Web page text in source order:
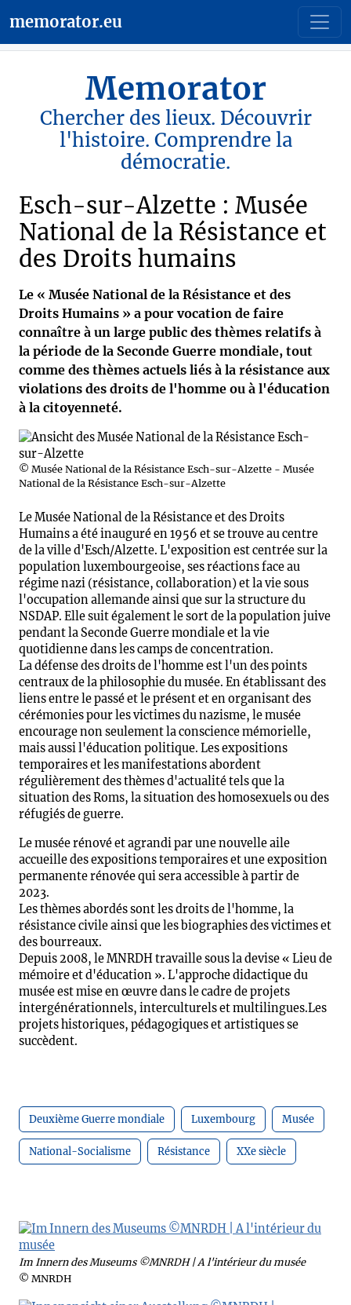
memorator.eu
Memorator
Chercher des lieux. Découvrir
l'histoire. Comprendre la
démocratie.
Esch-sur-Alzette : Musée
National de la Résistance et
des Droits humains
Le « Musée National de la Résistance et des
Droits Humains » a pour vocation de faire
connaître à un large public des thèmes relatifs à
la période de la Seconde Guerre mondiale, tout
comme des thèmes actuels liés à la résistance aux
violations des droits de l'homme ou à l'éducation
à la citoyenneté.
© Musée National de la Résistance Esch-sur-Alzette - Musée
National de la Résistance Esch-sur-Alzette
Le Musée National de la Résistance et des Droits
Humains a été inauguré en 1956 et se trouve au centre
de la ville d'Esch/Alzette. L'exposition est centrée sur la
population luxembourgeoise, ses réactions face au
régime nazi (résistance, collaboration) et la vie sous
l'occupation allemande ainsi que sur la structure du
NSDAP. Elle suit également le sort de la population juive
pendant la Seconde Guerre mondiale et la vie
quotidienne dans les camps de concentration.
La défense des droits de l'homme est l'un des points
centraux de la philosophie du musée. En établissant des
liens entre le passé et le présent et en organisant des
cérémonies pour les victimes du nazisme, le musée
encourage non seulement la conscience mémorielle,
mais aussi l'éducation politique. Les expositions
temporaires et les manifestations abordent
régulièrement des thèmes d'actualité tels que la
situation des Roms, la situation des homosexuels ou des
réfugiés de guerre.
Le musée rénové et agrandi par une nouvelle aile
accueille des expositions temporaires et une exposition
permanente rénovée qui sera accessible à partir de
2023.
Les thèmes abordés sont les droits de l'homme, la
résistance civile ainsi que les biographies des victimes et
des bourreaux.
Depuis 2008, le MNRDH travaille sous la devise « Lieu de
mémoire et d'éducation ». L'approche didactique du
musée est mise en œuvre dans le cadre de projets
intergénérationnels, interculturels et multilingues.Les
projets historiques, pédagogiques et artistiques se
succèdent.
Deuxième Guerre mondiale Luxembourg Musée
National-Socialisme Résistance XXe siècle
Im Innern des Museums ©MNRDH | A l'intérieur du musée
© MNRDH